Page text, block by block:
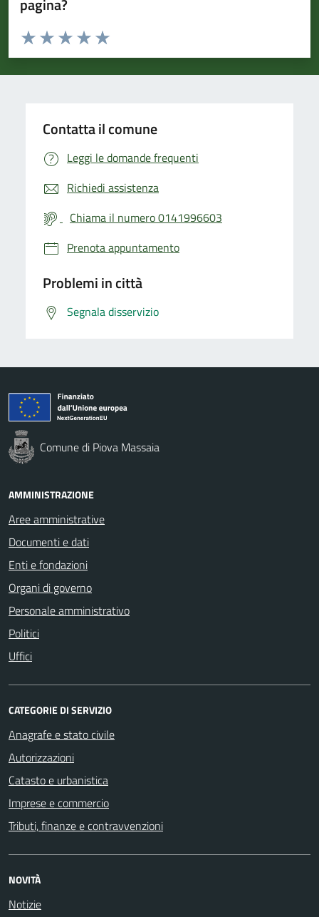
pagina?
Valuta da 1 a 5 stelle la pagina
Valuta 5 stelle su 5
Valuta 4 stelle su 5
Valuta 3 stelle su 5
Valuta 2 stelle su 5
Valuta 1 stelle su 5
Contatta il comune
Leggi le domande frequenti
Richiedi assistenza
Chiama il numero 0141996603
Prenota appuntamento
Problemi in città
Segnala disservizio
Comune di Piova Massaia
AMMINISTRAZIONE
Aree amministrative
Documenti e dati
Enti e fondazioni
Organi di governo
Personale amministrativo
Politici
Uffici
CATEGORIE DI SERVIZIO
Anagrafe e stato civile
Autorizzazioni
Catasto e urbanistica
Imprese e commercio
Tributi, finanze e contravvenzioni
NOVITÀ
Notizie